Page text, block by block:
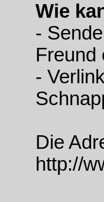
Wie
-
Freund
-
Die
http://